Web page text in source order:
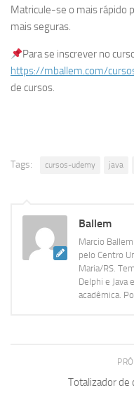
Matricule-se o mais rápido
mais seguras.
Para se inscrever no
https://mballem.com/
de cursos.
Tags: cursos-udemy java
Ballem
Marcio
pelo Centro
Maria/RS.
Delphi e Java
acadêmica.
Totalizador de